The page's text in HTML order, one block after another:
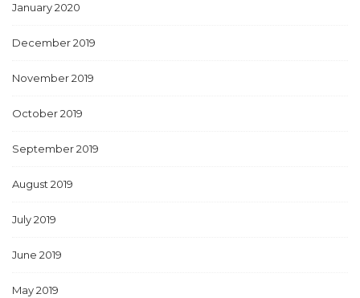
January 2020
December 2019
November 2019
October 2019
September 2019
August 2019
July 2019
June 2019
May 2019